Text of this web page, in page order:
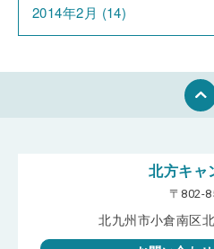
2014年2月 (14)
北方キャ
〒802-
北九州市小倉南区